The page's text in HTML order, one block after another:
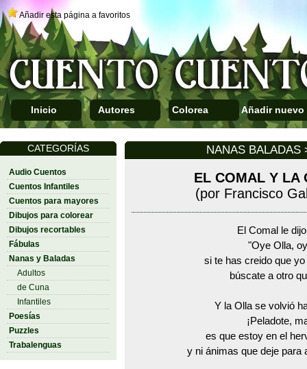
Añadir esta página a favoritos
Inicio Autores Colorea Añadir nuevo
CATEGORÍAS
Audio Cuentos
Cuentos Infantiles
Cuentos para mayores
Dibujos para colorear
Dibujos recortables
Fábulas
Nanas y Baladas
Adultos
de Cuna
Infantiles
Poesías
Puzzles
Trabalenguas
NANAS BALADAS
EL COMAL Y LA
(por Francisco
El Comal le
"Oye Olla,
si te has creido que
búscate a otro
Y la Olla se volvió
¡Peladote,
es que estoy en el
y ni ánimas que deje para